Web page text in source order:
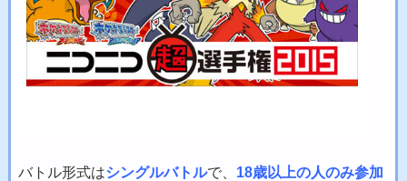
バトル形式はシングルバトルで、 18歳以上の人のみ参加